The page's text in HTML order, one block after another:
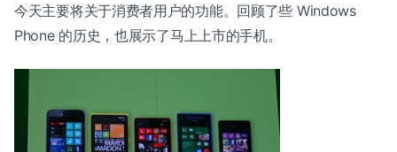
今天主要将关于消费者用户的功能。回顾了些 Windows
Phone 的历史，也展示了马上上市的手机。